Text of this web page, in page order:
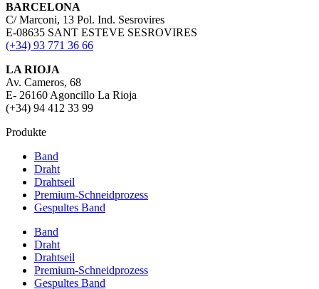
BARCELONA
C/ Marconi, 13 Pol. Ind. Sesrovires
E-08635 SANT ESTEVE SESROVIRES
(+34) 93 771 36 66
LA RIOJA
Av. Cameros, 68
E- 26160 Agoncillo La Rioja
(+34) 94 412 33 99
Produkte
Band
Draht
Drahtseil
Premium-Schneidprozess
Gespultes Band
Band
Draht
Drahtseil
Premium-Schneidprozess
Gespultes Band